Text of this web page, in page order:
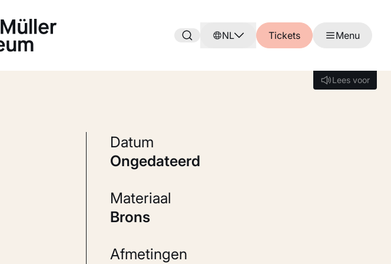
NL Tickets Menu
Lees voor
Lees voor
Datum
ongedateerd
Materiaal
Brons
Afmetingen